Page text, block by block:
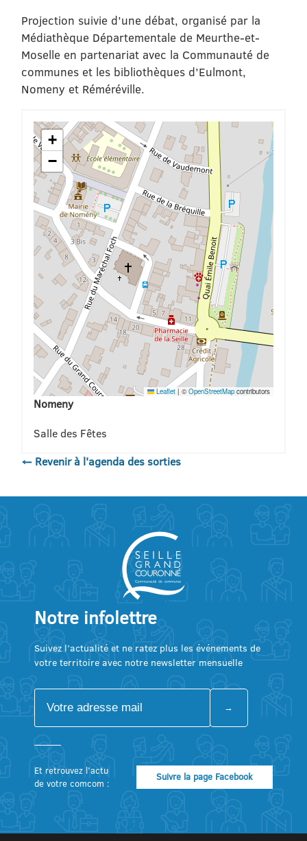
Projection suivie d’une débat, organisé par la
Médiathèque Départementale de Meurthe-et-
Moselle en partenariat avec la Communauté de
communes et les bibliothèques d’Eulmont,
Nomeny et Réméréville.
+
−
Leaflet | ©OpenStreetMap contributors
Nomeny
Salle des Fêtes
← Revenir à l'agenda des sorties
Notre infolettre
Suivez l’actualité et ne ratez plus les événements de
votre territoire avec notre newsletter mensuelle
Et retrouvez l’actu
de votre comcom :
Suivre la page Facebook